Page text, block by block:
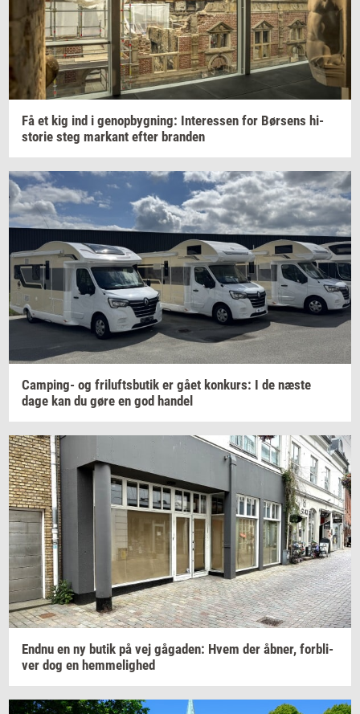
Få et kig ind i genop­byg­ning: In­ter­es­sen for Bør­sens hi­
sto­rie steg mar­kant efter bran­den
Camping-​ og fril­ufts­bu­tik er gået kon­kurs: I de næste
dage kan du gøre en god han­del
Endnu en ny butik på vej gå­ga­den: Hvem der åbner, for­bli­
ver dog en hem­me­lig­hed